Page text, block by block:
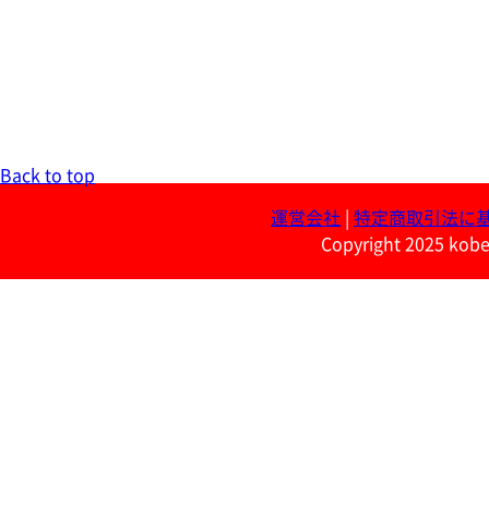
Back to top
運営会社
特定商取引法に
Copyright 2025